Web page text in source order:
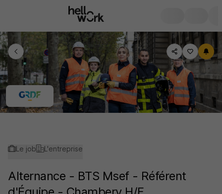
Le job L'entreprise
Alternance - BTS Msef - Référent